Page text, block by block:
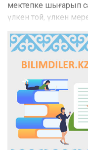
мектепке шығарып
үлкен той, үлкен